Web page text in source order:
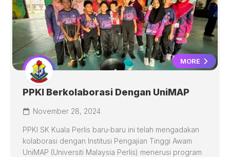
MORE
PPKI Berkolaborasi Dengan UniMAP
November 28, 2024
PPKI SK Kuala Perlis baru-baru ini telah mengadakan
kolaborasi dengan Institusi Pengajian Tinggi Awam
UniMAP (Universiti Malaysia Perlis) menerusi program